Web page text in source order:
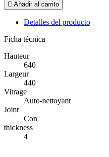
 Añadir al carrito
Detalles del producto
Ficha técnica
Hauteur
640
Largeur
440
Vitrage
Auto-nettoyant
Joint
Con
thickness
4